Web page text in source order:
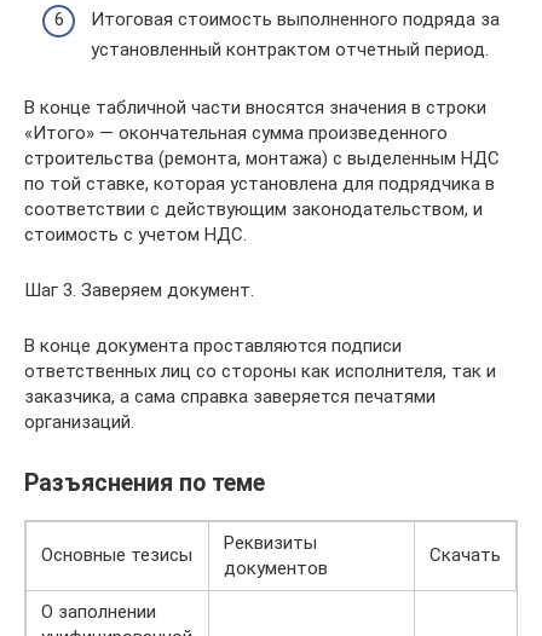
Итоговая стоимость выполненного подряда за
установленный контрактом отчетный период.
В конце табличной части вносятся значения в строки
«Итого» — окончательная сумма произведенного
строительства (ремонта, монтажа) с выделенным НДС
по той ставке, которая установлена для подрядчика в
соответствии с действующим законодательством, и
стоимость с учетом НДС.
Шаг 3. Заверяем документ.
В конце документа проставляются подписи
ответственных лиц со стороны как исполнителя, так и
заказчика, а сама справка заверяется печатями
организаций.
Разъяснения по теме
Основные тезисы
Реквизиты
документов
Скачать
О заполнении